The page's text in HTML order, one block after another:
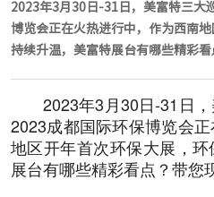
2023年3月30日-31日，美富特三
博览会正在火热进行中，作为西南
持续升温，美富特展台有哪些精彩看
2023年3月30日-31日
2023成都国际环保博览会
地区开年首次环保大展，
展台有哪些精彩看点？带您